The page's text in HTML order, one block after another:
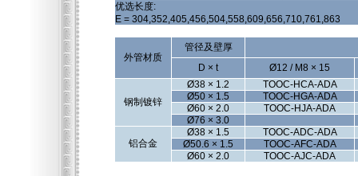
优选长度:
E = 304,352,405,456,504,558,609,656,710,761,863
外管材质
管径及壁厚
D × t
Ø12 / M8 × 15
钢制镀锌
Ø38 × 1.2
TOOC-HCA-ADA
Ø50 × 1.5
TOOC-HGA-ADA
Ø60 × 2.0
TOOC-HJA-ADA
Ø76 × 3.0
铝合金
Ø38 × 1.5
TOOC-ADC-ADA
Ø50.6 × 1.5
TOOC-AFC-ADA
Ø60 × 2.0
TOOC-AJC-ADA